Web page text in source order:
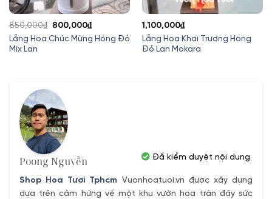
Lẵng Hoa Chúc Mừng Hồng Đỏ
Mix Lan
850,000₫
Giá
gốc
800,000₫Giá
hiện
Lẵng Hoa Khai Trương Hồng
Đỏ Lan Mokara
1,100,000₫
Poong Nguyễn
Shop Hoa Tươi Tphcm Vuonhoatuoi.vn được xây dựng
dựa trên cảm hứng về một khu vườn hoa tràn đầy sức
Đã kiểm duyệt nội dung